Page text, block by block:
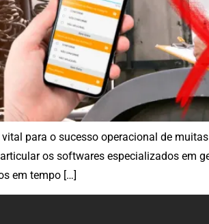
para o sucesso operacional de
os softwares especializados em
em tempo […]